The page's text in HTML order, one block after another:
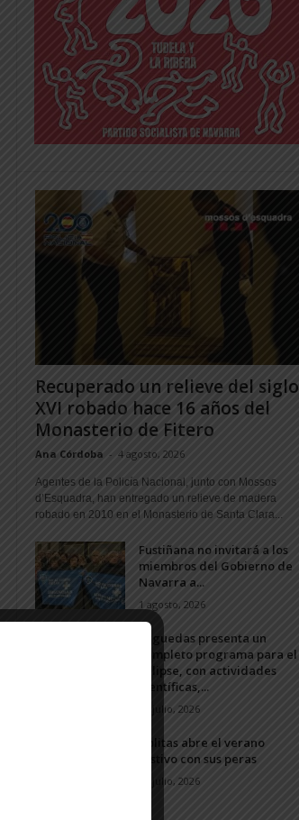
Recuperado un relieve del siglo
XVI robado hace 16 años del
Monasterio de Fitero
Ana Córdoba - 4 agosto, 2026
Agentes de la Policía Nacional, junto con Mossos
d’Esquadra, han entregado un relieve de madera
robado en 2010 en el Monasterio de Santa Clara...
Fustiñana no invitará a los
miembros del Gobierno de
Navarra a...
1 agosto, 2026
Arguedas presenta un
completo programa para el
eclipse, con actividades
científicas,...
20 julio, 2026
Ablitas abre el verano
festivo con sus peras
11 julio, 2026